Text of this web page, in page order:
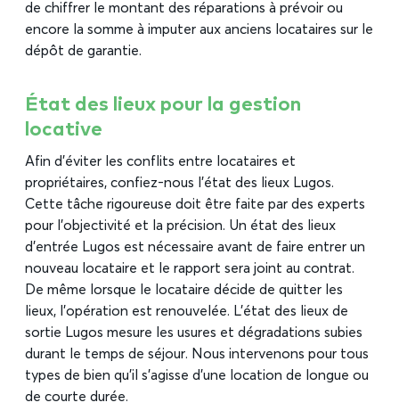
de chiffrer le montant des réparations à prévoir ou
encore la somme à imputer aux anciens locataires sur le
dépôt de garantie.
État des lieux pour la gestion
locative
Afin d’éviter les conflits entre locataires et
propriétaires, confiez-nous l’état des lieux Lugos.
Cette tâche rigoureuse doit être faite par des experts
pour l’objectivité et la précision. Un état des lieux
d’entrée Lugos est nécessaire avant de faire entrer un
nouveau locataire et le rapport sera joint au contrat.
De même lorsque le locataire décide de quitter les
lieux, l’opération est renouvelée. L’état des lieux de
sortie Lugos mesure les usures et dégradations subies
durant le temps de séjour. Nous intervenons pour tous
types de bien qu’il s’agisse d’une location de longue ou
de courte durée.